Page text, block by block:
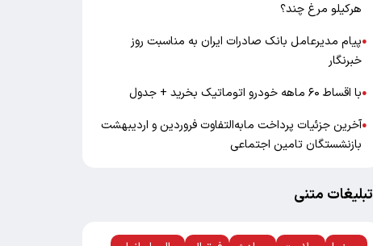
هرکیلو مرغ چند؟
●پیام مدیرعامل بانک صادرات ایران به مناسبت روز
خبرنگار
●با اقساط ۶۰ ماهه خودرو اتوماتیک بخرید + جدول
●آخرین جزئیات پرداخت مابه‌التفاوت فروردین و اردیبهشت
بازنشستگان تامین اجتماعی
تبلیغات متنی